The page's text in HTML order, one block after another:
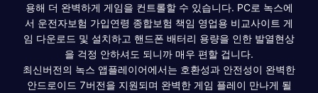
용해 더 완벽하게 게임을 컨트롤할 수 있습니다. PC로 녹스에
서 운전자보험 가입연령 종합보험 책임 영업용 비교사이트 게
임 다운로드 및 설치하고 핸드폰 배터리 용량을 인한 발열현상
을 걱정 안하셔도 되니까 매우 편할 겁니다.
최신버전의 녹스 앱플레이어에서는 호환성과 안전성이 완벽한
안드로이드 7버전을 지원되며 완벽한 게임 플레이 만나게 될